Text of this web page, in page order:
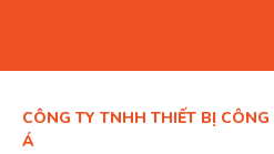
CÔNG TY TNHH THIẾT BỊ
Á